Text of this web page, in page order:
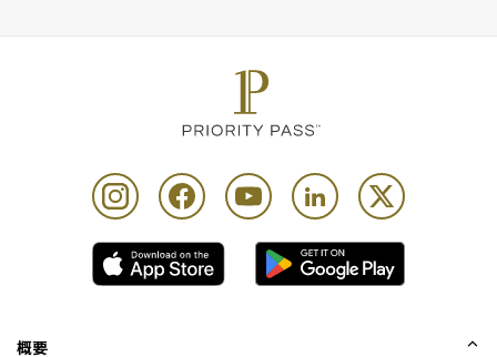
概要